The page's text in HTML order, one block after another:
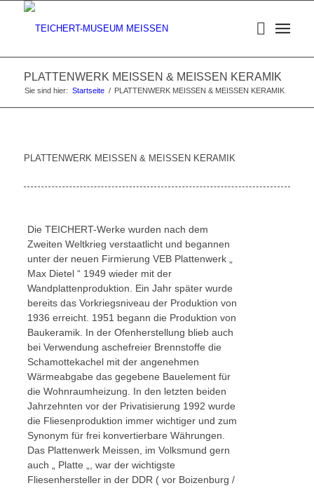
PLATTENWERK MEISSEN & MEISSEN KERAMIK
Sie sind hier: Startseite / PLATTENWERK MEISSEN & MEISSEN KERAMIK
PLATTENWERK MEISSEN & MEISSEN KERAMIK
Die TEICHERT-Werke wurden nach dem
Zweiten Weltkrieg verstaatlicht und begannen
unter der neuen Firmierung VEB Plattenwerk „
Max Dietel “ 1949 wieder mit der
Wandplattenproduktion. Ein Jahr später wurde
bereits das Vorkriegsniveau der Produktion von
1936 erreicht. 1951 begann die Produktion von
Baukeramik. In der Ofenherstellung blieb auch
bei Verwendung aschefreier Brennstoffe die
Schamottekachel mit der angenehmen
Wärmeabgabe das gegebene Bauelement für
die Wohnraumheizung. In den letzten beiden
Jahrzehnten vor der Privatisierung 1992 wurde
die Fliesenproduktion immer wichtiger und zum
Synonym für frei konvertierbare Währungen.
Das Plattenwerk Meissen, im Volksmund gern
auch „ Platte „, war der wichtigste
Fliesenhersteller in der DDR ( vor Boizenburg /